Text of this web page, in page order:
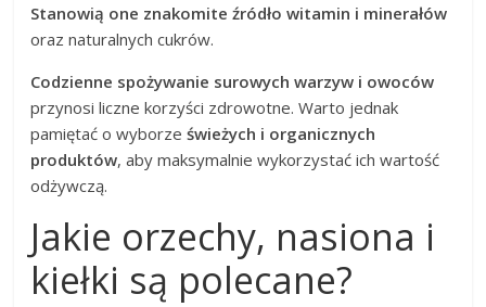
Stanowią one znakomite źródło witamin i minerałów
oraz naturalnych cukrów.
Codzienne spożywanie surowych warzyw i owoców
przynosi liczne korzyści zdrowotne. Warto jednak
pamiętać o wyborześwieżych i organicznych
produktów, aby maksymalnie wykorzystać ich wartość
odżywczą.
Jakie orzechy, nasiona i
kiełki są polecane?